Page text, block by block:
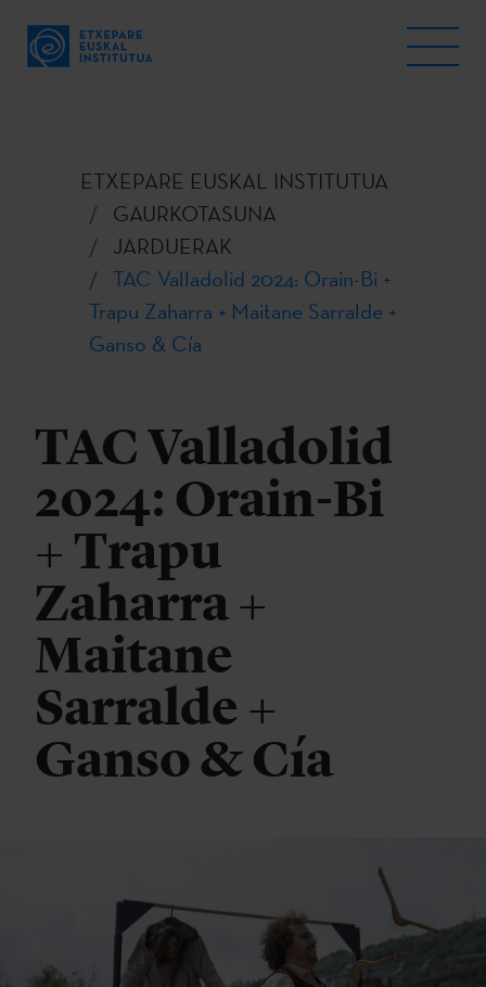
ETXEPARE EUSKAL INSTITUTUA
GAURKOTASUNA
JARDUERAK
TAC Valladolid 2024: Orain-Bi +
Trapu Zaharra + Maitane Sarralde +
Ganso & Cía
TAC Valladolid
2024: Orain-Bi
+ Trapu
Zaharra +
Maitane
Sarralde +
Ganso & Cía